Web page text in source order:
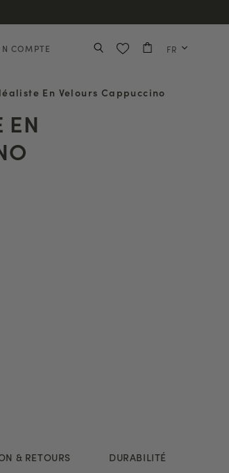
COMPTE FR
En Velours Cappuccino
EN
& RETOURS DURABILITÉ